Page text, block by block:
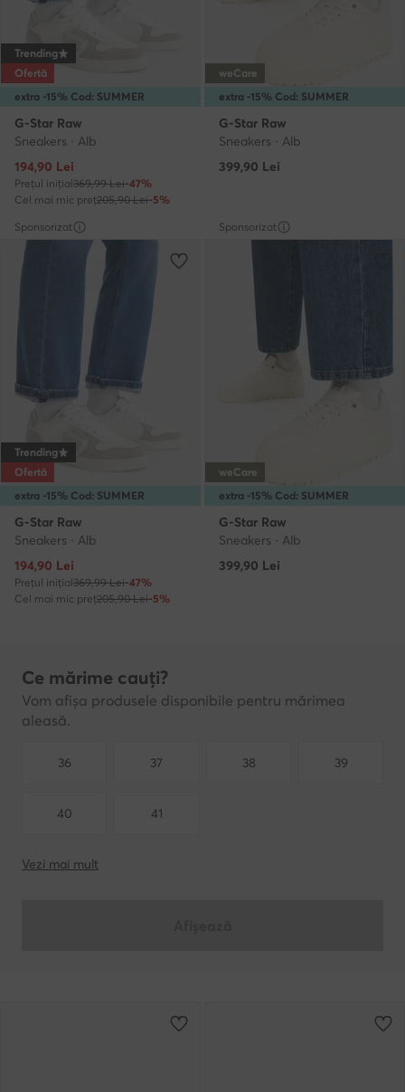
extra -15% Cod: SUMMER
Trending
Ofertă
G-Star Raw
Sneakers · Alb
Prețul actual
194,90 Lei
Prețul inițial369,99 Lei-47%
Cel mai mic preț205,90 Lei-5%
extra -15% Cod: SUMMER
weCare
G-Star Raw
Sneakers · Alb
399,90 Lei
Sponsorizat
extra -15% Cod: SUMMER
Trending
Ofertă
G-Star Raw
Sneakers · Alb
Prețul actual
194,90 Lei
Prețul inițial369,99 Lei-47%
Cel mai mic preț205,90 Lei-5%
Sponsorizat
extra -15% Cod: SUMMER
weCare
G-Star Raw
Sneakers · Alb
399,90 Lei
Ce mărime cauți?
Vom afișa produsele disponibile pentru mărimea
aleasă.
36 37 38 39
40 41
Vezi mai mult